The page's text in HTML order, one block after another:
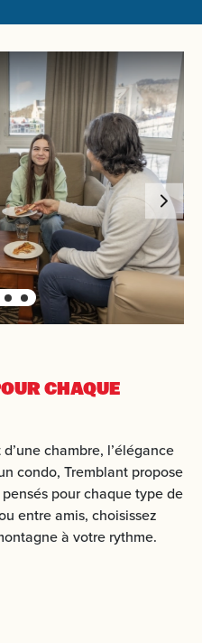
CHAQUE
chambre, l’élégance
condo, Tremblant propose
pour chaque type de
entre amis, choisissez
à votre rythme.